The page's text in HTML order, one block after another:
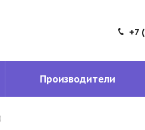
+7
Производители